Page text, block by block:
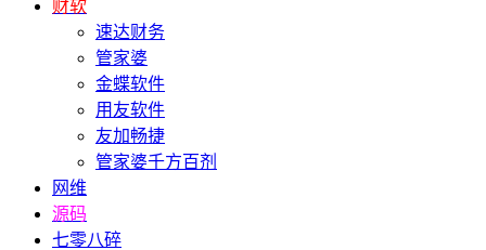
财软
速达财务
管家婆
金蝶软件
用友软件
友加畅捷
管家婆千方百剂
网维
源码
七零八碎